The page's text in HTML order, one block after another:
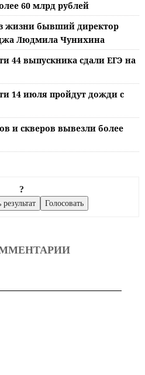
60 млрд рублей
жизни бывший директор
Людмила Чунихина
44 выпускника сдали ЕГЭ на
14 июля пройдут дожди с
и скверов вывезли более
?